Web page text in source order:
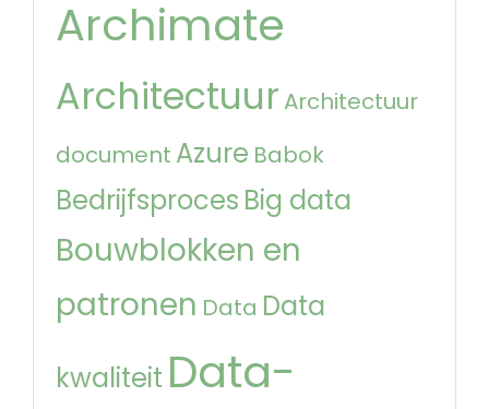
Archimate
Architectuur Architectuur
document Azure Babok
Bedrijfsproces Big data
Bouwblokken en
patronen Data Data
kwaliteit Data-